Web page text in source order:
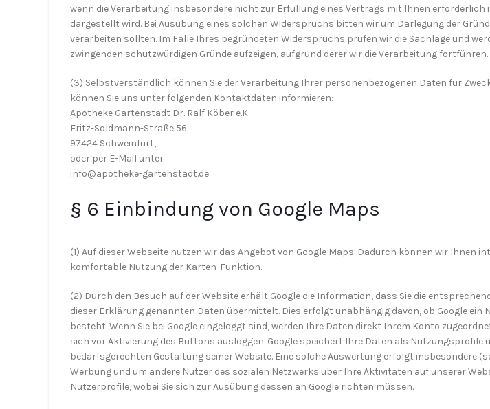
wenn die Verarbeitung insbesondere nicht zur Erfüllung eines Vertrags mit Ihnen
dargestellt wird. Bei Ausübung eines solchen Widerspruchs bitten wir um Darlegung der
verarbeiten sollten. Im Falle Ihres begründeten Widerspruchs prüfen wir die Sachlage und
zwingenden schutzwürdigen Gründe aufzeigen, aufgrund derer wir die Verarbeitung fortführen.
(3) Selbstverständlich können Sie der Verarbeitung Ihrer personenbezogenen Daten für
können Sie uns unter folgenden Kontaktdaten informieren:
Apotheke Gartenstadt Dr. Ralf Köber e.K.
Fritz-Soldmann-Straße 56
97424 Schweinfurt,
oder per E-Mail unter
info@apotheke-gartenstadt.de
§ 6 Einbindung von Google Maps
(1) Auf dieser Webseite nutzen wir das Angebot von Google Maps. Dadurch können wir
komfortable Nutzung der Karten-Funktion.
(2) Durch den Besuch auf der Website erhält Google die Information, dass Sie die
dieser Erklärung genannten Daten übermittelt. Dies erfolgt unabhängig davon, ob Google
besteht. Wenn Sie bei Google eingeloggt sind, werden Ihre Daten direkt Ihrem Konto
sich vor Aktivierung des Buttons ausloggen. Google speichert Ihre Daten als
bedarfsgerechten Gestaltung seiner Website. Eine solche Auswertung erfolgt
Werbung und um andere Nutzer des sozialen Netzwerks über Ihre Aktivitäten auf unserer
Nutzerprofile, wobei Sie sich zur Ausübung dessen an Google richten müssen.